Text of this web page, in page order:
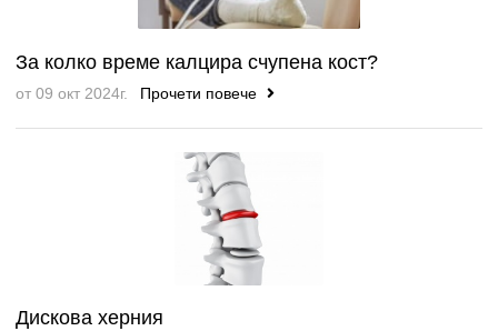
За колко време калцира счупена кост?
от 09 окт 2024г. Прочети повече
Дискова херния